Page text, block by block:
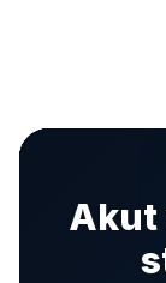
Akut